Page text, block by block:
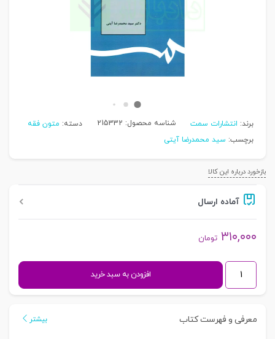
برند: انتشارات سمت شناسه محصول: 215332 دسته: متون فقه
برچسب: سید محمدرضا آیتی
بازخورد درباره این کالا
آماده ارسال
۳۱۰,۰۰۰ تومان
تحریر
المکاسب
الاول)
افزودن به سبد خرید
معرفی و فهرست کتاب بیشتر